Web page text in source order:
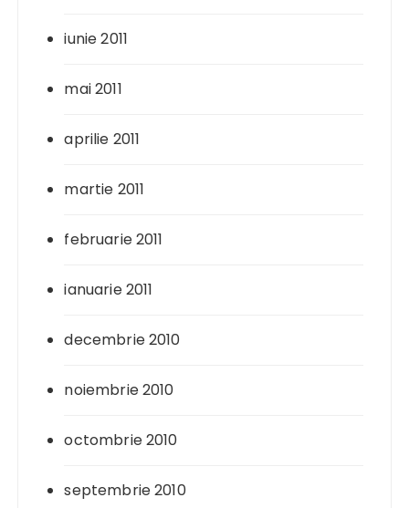
iunie 2011
mai 2011
aprilie 2011
martie 2011
februarie 2011
ianuarie 2011
decembrie 2010
noiembrie 2010
octombrie 2010
septembrie 2010